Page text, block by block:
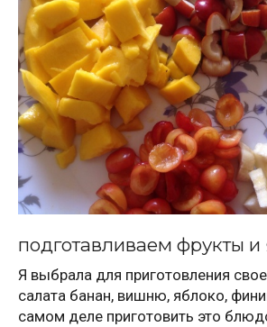
подготавливаем фрукты и
Я выбрала для приготовления
салата банан, вишню, яблоко,
самом деле приготовить это